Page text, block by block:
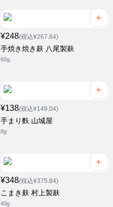
¥248(税込¥267.84)
手焼き焼き麸 八尾製麸
60g
¥138(税込¥149.04)
手まり麩 山城屋
8g
¥348(税込¥375.84)
こまき麸 村上製麸
40g